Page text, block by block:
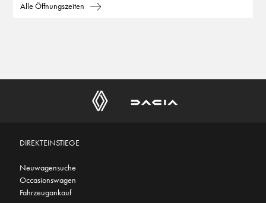
Alle Öffnungszeiten
DIREKTEINSTIEGE
Neuwagensuche
Occasionswagen
Fahrzeugankauf